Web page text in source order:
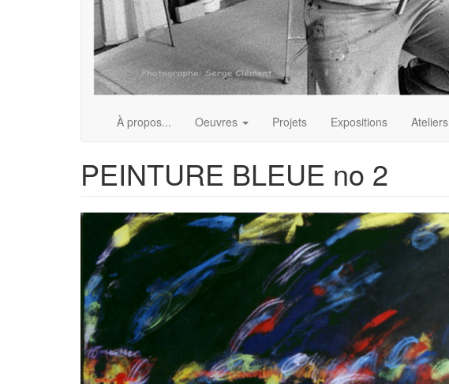
À propos... Oeuvres Projets Expositions Ateliers
PEINTURE BLEUE no 2